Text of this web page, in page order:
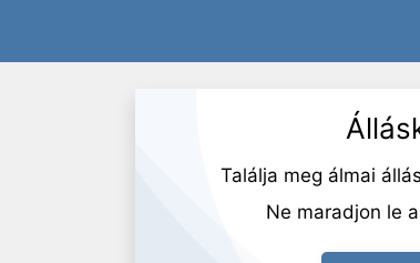
Találja meg álmai
Ne maradjon le